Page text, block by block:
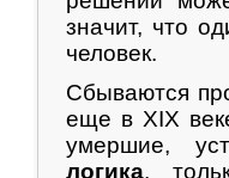
значит, что
человек.
Сбываются
еще в XIX
умершие,
логика,